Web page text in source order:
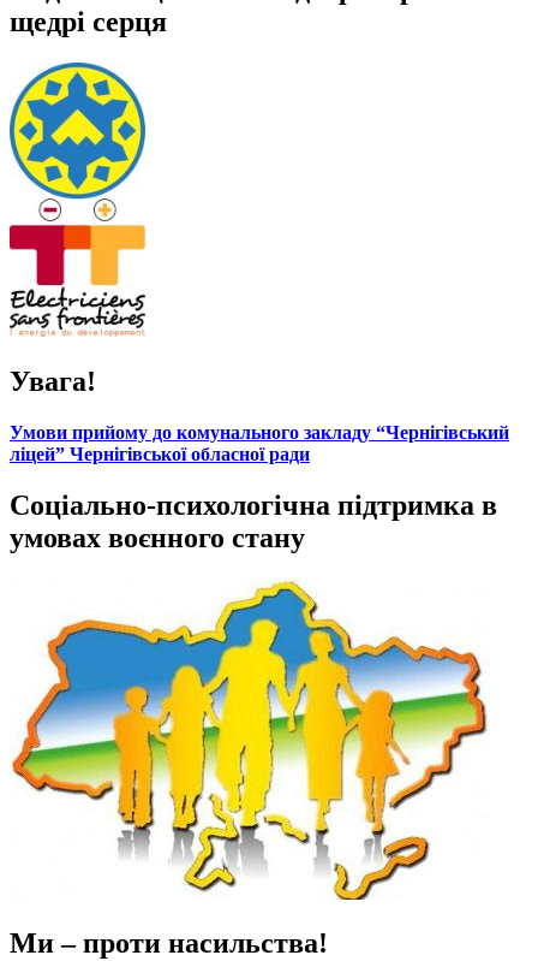
щедрі серця
Увага!
Умови прийому до комунального закладу “Чернігівський
ліцей” Чернігівської обласної ради
Соціально-психологічна підтримка в
умовах воєнного стану
Ми – проти насильства!